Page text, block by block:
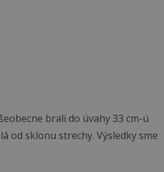
brali do úvahy 33 cm-ú
od sklonu strechy. Výsledky sme